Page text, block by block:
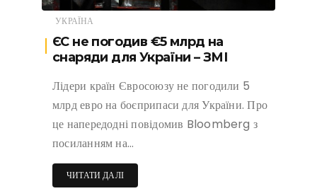
УКРАЇНА
ЄС не погодив €5 млрд на
снаряди для України – ЗМІ
Лідери країн Євросоюзу не погодили 5
млрд евро на боєприпаси для України. Про
це напередодні повідомив Bloomberg з
посиланням на…
ЧИТАТИ ДАЛІ